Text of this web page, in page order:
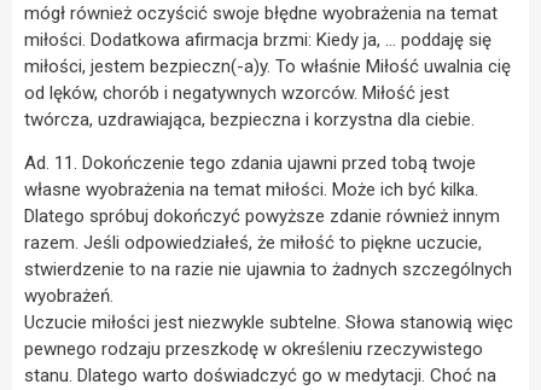
mógł również oczyścić swoje błędne wyobrażenia na temat
miłości. Dodatkowa afirmacja brzmi: Kiedy ja, … poddaję się
miłości, jestem bezpieczn(-a)y. To właśnie Miłość uwalnia cię
od lęków, chorób i negatywnych wzorców. Miłość jest
twórcza, uzdrawiająca, bezpieczna i korzystna dla ciebie.
Ad. 11. Dokończenie tego zdania ujawni przed tobą twoje
własne wyobrażenia na temat miłości. Może ich być kilka.
Dlatego spróbuj dokończyć powyższe zdanie również innym
razem. Jeśli odpowiedziałeś, że miłość to piękne uczucie,
stwierdzenie to na razie nie ujawnia to żadnych szczególnych
wyobrażeń.
Uczucie miłości jest niezwykle subtelne. Słowa stanowią więc
pewnego rodzaju przeszkodę w określeniu rzeczywistego
stanu. Dlatego warto doświadczyć go w medytacji. Choć na